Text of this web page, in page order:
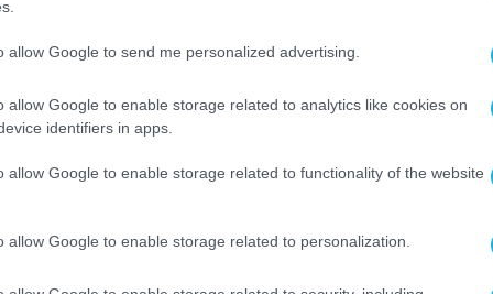
allow Google to send me personalized advertising.
allow Google to enable storage related to analytics like cookies on
identifiers in apps.
allow Google to enable storage related to functionality of the website
allow Google to enable storage related to personalization.
μου φωτογραφικά – δεν είναι ένας
διαφορετικές τροπολογίες.
κάνω, δεν θα μπορεί να
όσα έκανε το 2023», δήλωσε.